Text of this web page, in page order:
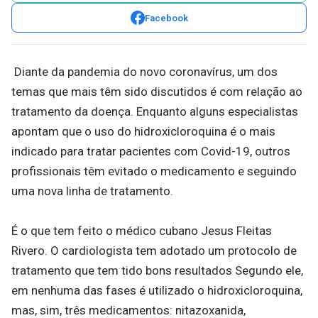
Facebook
Diante da pandemia do novo coronavírus, um dos
temas que mais têm sido discutidos é com relação ao
tratamento da doença. Enquanto alguns especialistas
apontam que o uso do hidroxicloroquina é o mais
indicado para tratar pacientes com Covid-19, outros
profissionais têm evitado o medicamento e seguindo
uma nova linha de tratamento.
É o que tem feito o médico cubano Jesus Fleitas
Rivero. O cardiologista tem adotado um protocolo de
tratamento que tem tido bons resultados Segundo ele,
em nenhuma das fases é utilizado o hidroxicloroquina,
mas, sim, três medicamentos: nitazoxanida,